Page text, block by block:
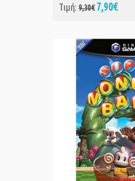
Τιμή: 9,30€ 7,90€